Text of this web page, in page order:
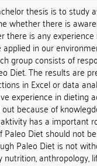
thesis is to study
whether there is
there is any
in our
group consists of
Diet. The results are
in Excel or data
experience in dieting
because of
has a important
Diet should not
Paleo Diet is not
anthropology,